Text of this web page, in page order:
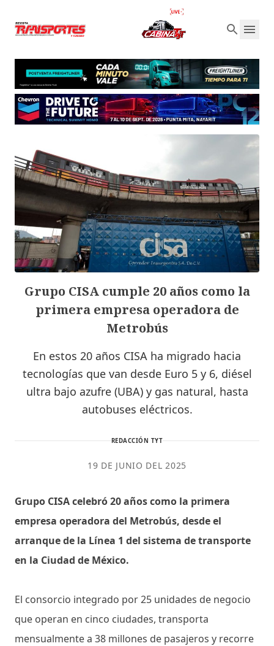
Grupo CISA cumple 20 años como la
primera empresa operadora de
Metrobús
En estos 20 años CISA ha migrado hacia
tecnologías que van desde Euro 5 y 6, diésel
ultra bajo azufre (UBA) y gas natural, hasta
autobuses eléctricos.
REDACCIÓN TYT
19 DE JUNIO DEL 2025
Grupo CISA celebró 20 años como la primera
empresa operadora del Metrobús, desde el
arranque de la Línea 1 del sistema de transporte
en la Ciudad de México.
El consorcio integrado por 25 unidades de negocio
que operan en cinco ciudades, transporta
mensualmente a 38 millones de pasajeros y recorre